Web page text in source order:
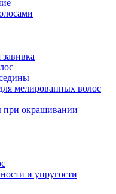
мелированных волос
при окрашивании
и упругости